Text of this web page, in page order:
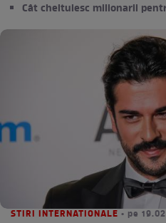
Cât cheltuiesc milionarii
STIRI INTERNATIONALE • pe